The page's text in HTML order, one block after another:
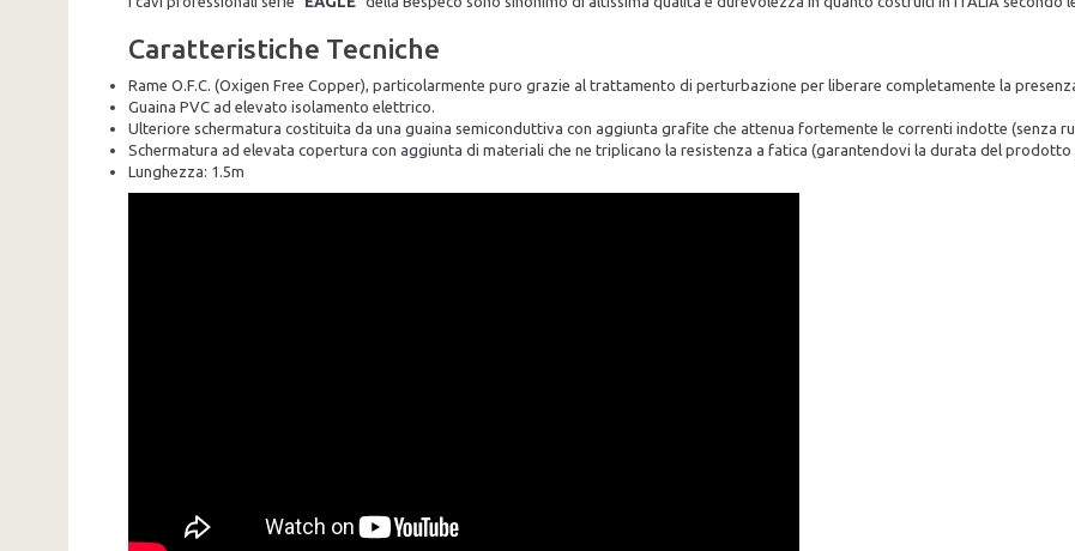
Caratteristiche Tecniche
Rame O.F.C. (Oxigen Free Copper), particolarmente puro grazie al trattamento di perturbazione per liberare completamente la
Guaina PVC ad elevato isolamento elettrico.
Ulteriore schermatura costituita da una guaina semiconduttiva con aggiunta grafite che attenua fortemente le correnti indotte (senza
Schermatura ad elevata copertura con aggiunta di materiali che ne triplicano la resistenza a fatica (garantendovi la durata del prodotto
Lunghezza: 1.5m